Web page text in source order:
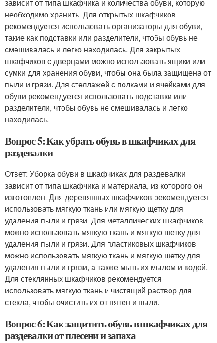
зависит от типа шкафчика и количества обуви, которую
необходимо хранить. Для открытых шкафчиков
рекомендуется использовать организаторы для обуви,
такие как подставки или разделители, чтобы обувь не
смешивалась и легко находилась. Для закрытых
шкафчиков с дверцами можно использовать ящики или
сумки для хранения обуви, чтобы она была защищена от
пыли и грязи. Для стеллажей с полками и ячейками для
обуви рекомендуется использовать подставки или
разделители, чтобы обувь не смешивалась и легко
находилась.
Вопрос 5: Как убрать обувь в шкафчиках для
раздевалки
Ответ: Уборка обуви в шкафчиках для раздевалки
зависит от типа шкафчика и материала, из которого он
изготовлен. Для деревянных шкафчиков рекомендуется
использовать мягкую ткань или мягкую щетку для
удаления пыли и грязи. Для металлических шкафчиков
можно использовать мягкую ткань и мягкую щетку для
удаления пыли и грязи. Для пластиковых шкафчиков
можно использовать мягкую ткань и мягкую щетку для
удаления пыли и грязи, а также мыть их мылом и водой.
Для стеклянных шкафчиков рекомендуется
использовать мягкую ткань и чистящий раствор для
стекла, чтобы очистить их от пятен и пыли.
Вопрос 6: Как защитить обувь в шкафчиках для
раздевалки от плесени и запаха